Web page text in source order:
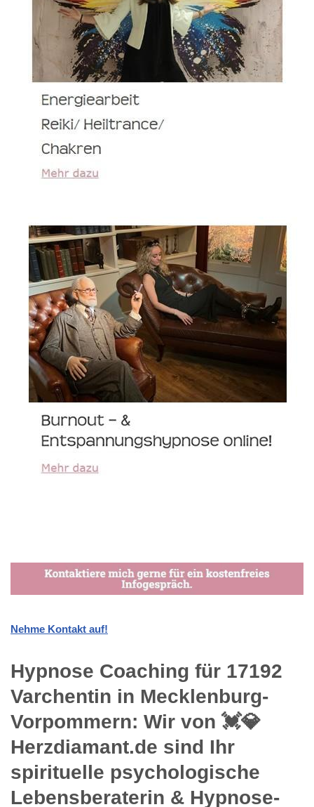
Nehme Kontakt auf!
Hypnose Coaching für 17192
Varchentin in Mecklenburg-
Vorpommern: Wir von 💓️💎
Herzdiamant.de sind Ihr
spirituelle psychologische
Lebensberaterin & Hypnose-